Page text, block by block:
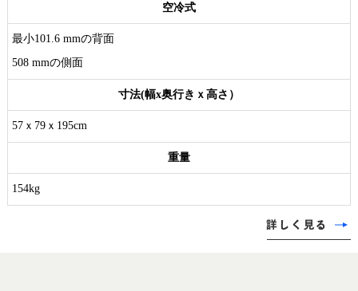
空冷式
最小101.6 mmの背面
508 mmの側面
寸法(幅x奥行きｘ高さ）
57ｘ79ｘ195cm
重量
154kg